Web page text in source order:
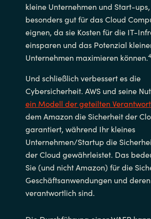
kleine Unternehmen und Start-
besonders gut für das Cloud
eignen, da sie Kosten für die IT-
einsparen und das Potenzial
Unternehmen maximieren können.4
Und schließlich verbessert es die
Cybersicherheit. AWS und seine
ein Modell der geteilten
dem Amazon die Sicherheit der
garantiert, während Ihr kleines
Unternehmen/Startup die
der Cloud gewährleistet. Das
Sie (und nicht Amazon) für die
Geschäftsanwendungen und
verantwortlich sind.